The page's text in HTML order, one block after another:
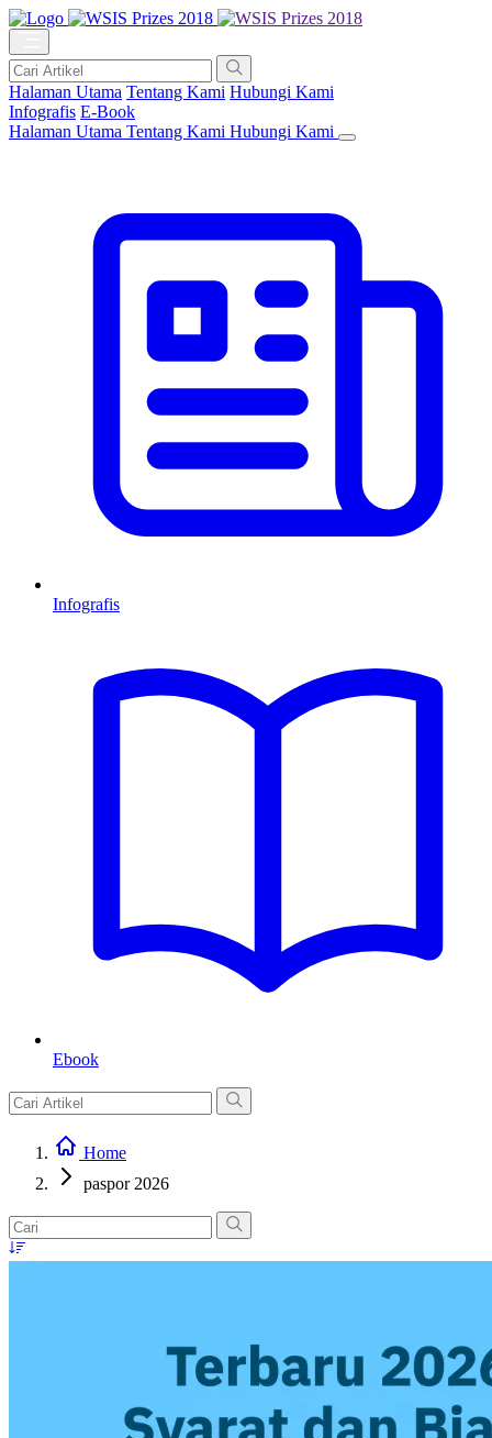
Halaman Utama Tentang Kami Hubungi Kami
Infografis E-Book
Halaman Utama Tentang Kami Hubungi Kami
Infografis
Ebook
Home
paspor 2026